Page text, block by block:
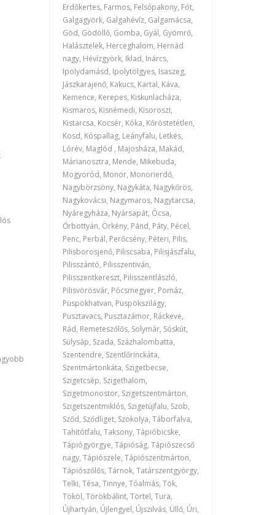
Erdőkertes, Farmos, Felsőpakony, Fót,
Galgagyörk, Galgahévíz, Galgamácsa,
Göd, Gödöllő, Gomba, Gyál, Gyömrő,
Halásztelek, Herceghalom, Hernád
nagy, Hévízgyörk, Iklad, Inárcs,
Ipolydamásd, Ipolytölgyes, Isaszeg,
Jászkarajenő, Kakucs, Kartal, Káva,
Kemence, Kerepes, Kiskunlacháza,
Kismaros, Kisnémedi, Kisoroszi,
Kistarcsa, Kocsér, Kóka, Kőröstetétlen,
Kosd, Kóspallag, Leányfalu, Letkés,
Lórév, Maglód , Majosháza, Makád,
Márianosztra, Mende, Mikebuda,
Mogyoród, Monor, Monorierdő,
Nagybörzsöny, Nagykáta, Nagykőrös,
Nagykovácsi, Nagymaros, Nagytarcsa,
Nyáregyháza, Nyársapát, Ócsa,
Őrbottyán, Örkény, Pánd, Páty, Pécel,
Penc, Perbál, Perőcsény, Péteri, Pilis,
Pilisborosjenő, Piliscsaba, Pilisjászfalu,
Pilisszántó, Pilisszentiván,
Pilisszentkereszt, Pilisszentlászló,
Pilisvörösvár, Pócsmegyer, Pomáz,
Püspökhatvan, Püspökszilágy,
Pusztavacs, Pusztazámor, Ráckeve,
Rád, Remeteszőlős, Solymár, Sóskút,
Sülysáp, Szada, Százhalombatta,
Szentendre, Szentlőrinckáta,
Szentmártonkáta, Szigetbecse,
Szigetcsép, Szigethalom,
Szigetmonostor, Szigetszentmárton,
Szigetszentmiklós, Szigetújfalu, Szob,
Sződ, Sződliget, Szokolya, Táborfalva,
Tahitótfalu, Taksony, Tápióbicske,
Tápiógyörgye, Tápióság, Tápiószecső
nagy, Tápiószele, Tápiószentmárton,
Tápiószőlős, Tárnok, Tatárszentgyörgy,
Telki, Tésa, Tinnye, Tóalmás, Tök,
Tököl, Törökbálint, Törtel, Tura,
Újhartyán, Újlengyel, Újszilvás, Üllő, Úri,